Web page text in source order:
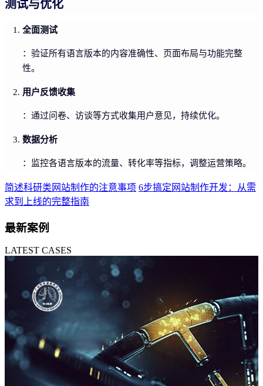
测试与优化
全面测试
：验证所有语言版本的内容准确性、页面布局与功能完整
性。
用户反馈收集
：通过问卷、访谈等方式收集用户意见，持续优化。
数据分析
：监控各语言版本的流量、转化率等指标，调整运营策略。
简述科研类网站制作的注意事项 6步搞定网站制作开发：从需
求到上线的完整指南
最新案例
LATEST CASES